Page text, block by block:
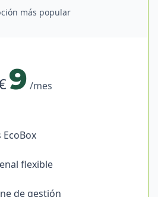
más popular
9 /mes
flexible
de gestión